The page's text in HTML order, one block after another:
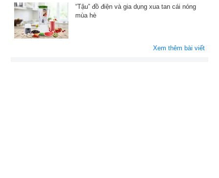
“Tậu” đồ điện và gia dụng xua tan cái nóng
mùa hè
Xem thêm bài viết